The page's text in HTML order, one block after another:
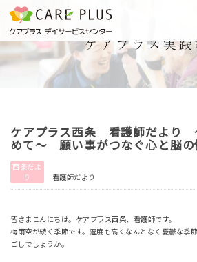
こんな方に
おすすめ
一日体験
実践報告
リクルート
ケアプラス西条 看護師だより
めて～ 願い事がつなぐ心と脳の
西条だよ
り
看護師だより
皆さまこんにちは。ケアプラス西条、看護師です。
梅雨空が続く季節です。湿度も高くなんとなく憂鬱な季
ごしでしょうか。